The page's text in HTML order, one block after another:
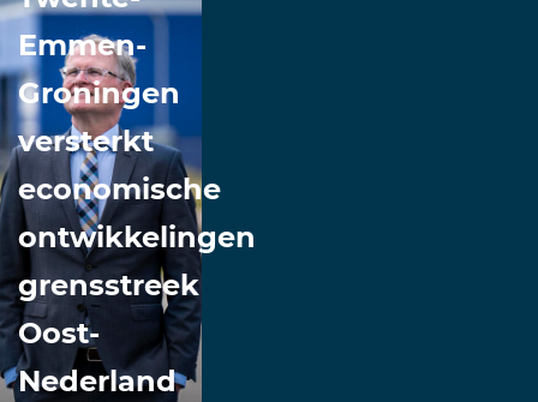
Emmen-
Groningen
versterkt
economische
ontwikkelingen
grensstreek
Oost-
Nederland